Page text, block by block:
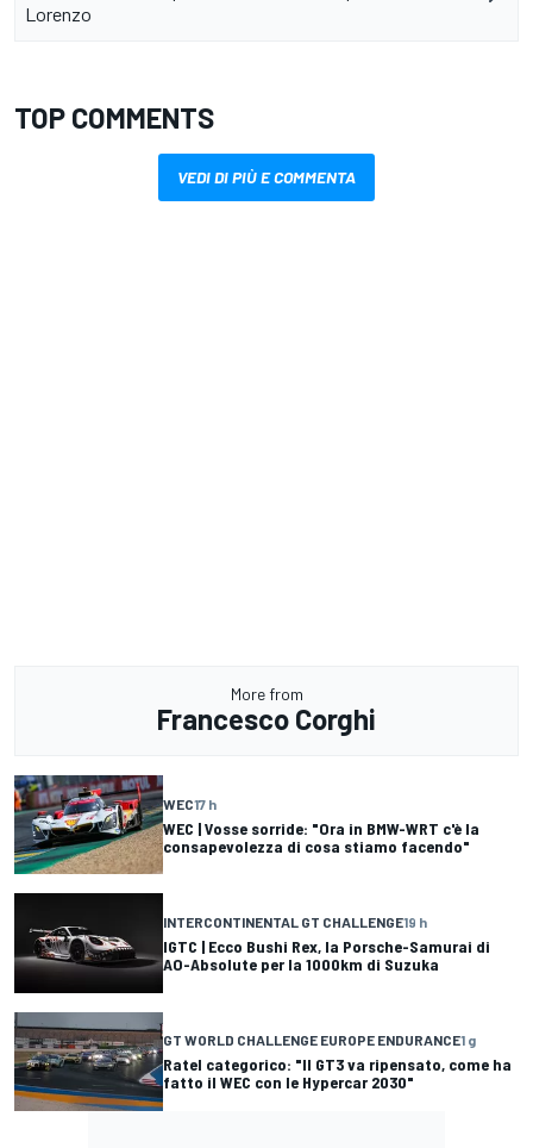
Lorenzo
TOP COMMENTS
VEDI DI PIÙ E COMMENTA
More from
Francesco Corghi
WEC17 h
WEC | Vosse sorride: "Ora in BMW-WRT c'è la
consapevolezza di cosa stiamo facendo"
INTERCONTINENTAL GT CHALLENGE19 h
IGTC | Ecco Bushi Rex, la Porsche-Samurai di
AO-Absolute per la 1000km di Suzuka
GT WORLD CHALLENGE EUROPE ENDURANCE1 g
Ratel categorico: "Il GT3 va ripensato, come ha
fatto il WEC con le Hypercar 2030"